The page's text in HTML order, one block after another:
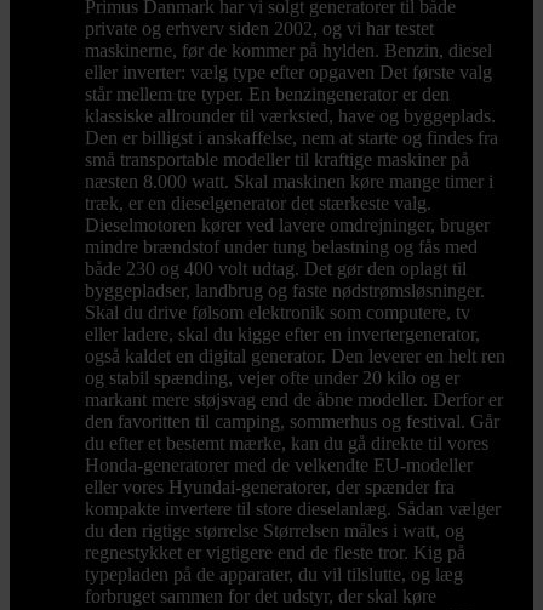
Primus Danmark har vi solgt generatorer til både
private og erhverv siden 2002, og vi har testet
maskinerne, før de kommer på hylden. Benzin, diesel
eller inverter: vælg type efter opgaven Det første valg
står mellem tre typer. En benzingenerator er den
klassiske allrounder til værksted, have og byggeplads.
Den er billigst i anskaffelse, nem at starte og findes fra
små transportable modeller til kraftige maskiner på
næsten 8.000 watt. Skal maskinen køre mange timer i
træk, er en dieselgenerator det stærkeste valg.
Dieselmotoren kører ved lavere omdrejninger, bruger
mindre brændstof under tung belastning og fås med
både 230 og 400 volt udtag. Det gør den oplagt til
byggepladser, landbrug og faste nødstrømsløsninger.
Skal du drive følsom elektronik som computere, tv
eller ladere, skal du kigge efter en invertergenerator,
også kaldet en digital generator. Den leverer en helt ren
og stabil spænding, vejer ofte under 20 kilo og er
markant mere støjsvag end de åbne modeller. Derfor er
den favoritten til camping, sommerhus og festival. Går
du efter et bestemt mærke, kan du gå direkte til vores
Honda-generatorer med de velkendte EU-modeller
eller vores Hyundai-generatorer, der spænder fra
kompakte invertere til store dieselanlæg. Sådan vælger
du den rigtige størrelse Størrelsen måles i watt, og
regnestykket er vigtigere end de fleste tror. Kig på
typepladen på de apparater, du vil tilslutte, og læg
forbruget sammen for det udstyr, der skal køre